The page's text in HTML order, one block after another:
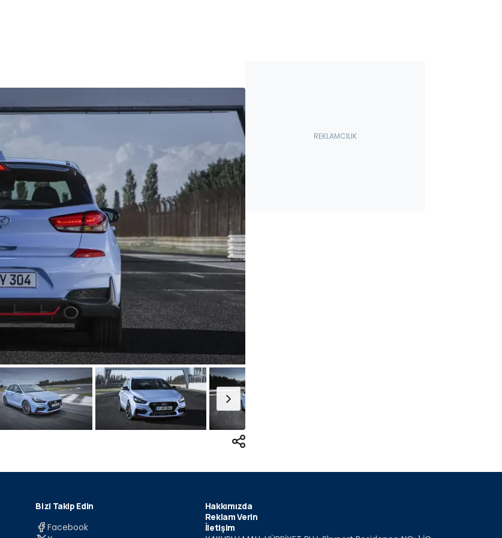
Bizi Takip Edin
Facebook
Hakkımızda
Reklam Verin
İletişim